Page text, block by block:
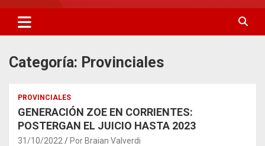
Categoría: Provinciales
PROVINCIALES
GENERACIÓN ZOE EN CORRIENTES:
POSTERGAN EL JUICIO HASTA 2023
31/10/2022 Por Braian Valverdi